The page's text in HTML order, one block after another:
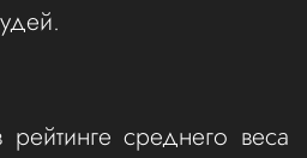
рейтинге среднего веса